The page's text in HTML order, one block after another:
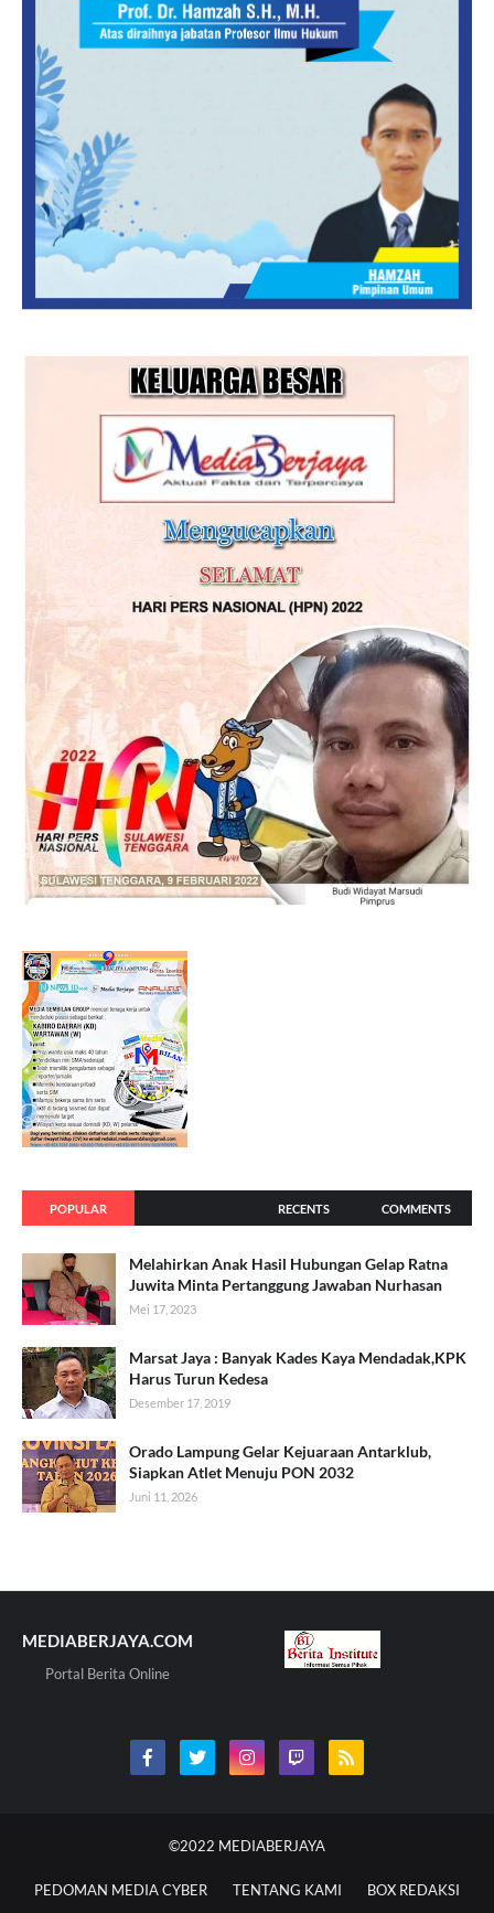
POPULAR RECENTS COMMENTS
Melahirkan Anak Hasil Hubungan Gelap Ratna
Juwita Minta Pertanggung Jawaban Nurhasan
Mei 17, 2023
Marsat Jaya : Banyak Kades Kaya Mendadak,KPK
Harus Turun Kedesa
Desember 17, 2019
Orado Lampung Gelar Kejuaraan Antarklub,
Siapkan Atlet Menuju PON 2032
Juni 11, 2026
MEDIABERJAYA.COM
Portal Berita Online
©2022 MEDIABERJAYA
PEDOMAN MEDIA CYBER TENTANG KAMI BOX REDAKSI